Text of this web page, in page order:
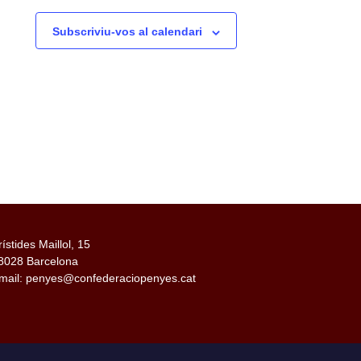
Subscriviu-vos al calendari
Maillol, 15
Barcelona
penyes@confederaciopenyes.cat